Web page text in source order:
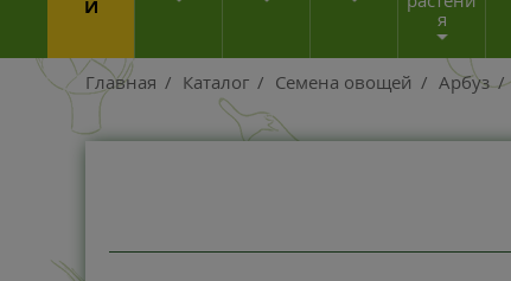
И
я
Главная / Каталог / Семена овощей / Арбуз /